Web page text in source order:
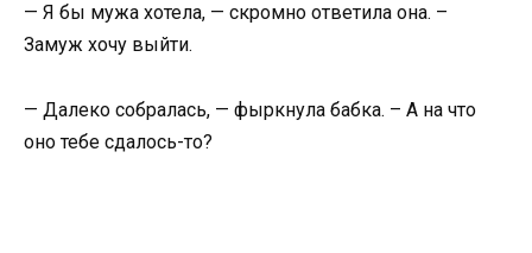
— Я бы мужа хотела, — скромно ответила она. –
Замуж хочу выйти.
— Далеко собралась, — фыркнула бабка. – А на что
оно тебе сдалось-то?